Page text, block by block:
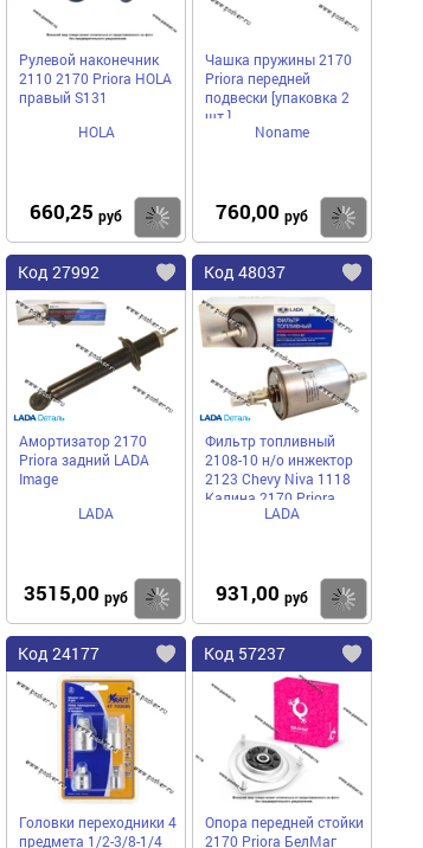
Рулевой наконечник
2110 2170 Priora HOLA
правый S131
HOLA
660,25 руб Купить
Чашка пружины 2170
Priora передней
подвески [упаковка 2
шт.]
Noname
760,00 руб
Код 27992
Амортизатор 2170
Priora задний LADA
Image
LADA
3515,00 руб Купить
Код 48037
Фильтр топливный
2108-10 н/о инжектор
2123 Chevy Niva 1118
Калина 2170 Priora
LADA ImageLADA
931,00 руб
Код 24177
Головки переходники 4
предмета 1/2-3/8-1/4
Код 57237
Опора передней стойки
2170 Priora БелМаг